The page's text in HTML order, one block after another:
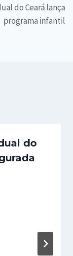
do Ceará lança
programa infantil
do